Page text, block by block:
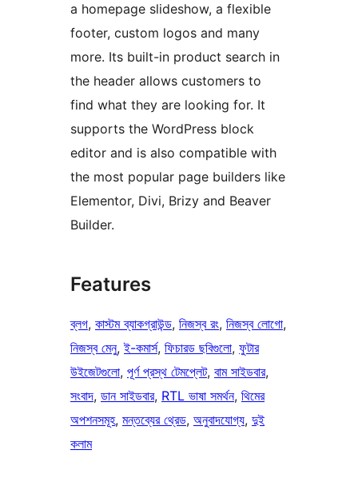
a homepage slideshow, a flexible
footer, custom logos and many
more. Its built-in product search in
the header allows customers to
find what they are looking for. It
supports the WordPress block
editor and is also compatible with
the most popular page builders like
Elementor, Divi, Brizy and Beaver
Builder.
Features
ব্লগ, কাস্টম ব্যাকগ্রাউন্ড, নিজস্ব রং, নিজস্ব লোগো
নিজস্ব মেনু, ই-কমার্স, ফিচারড ছবিগুলো, ফুটার
উইজেটগুলো, পূর্ণ প্রস্থ টেমপ্লেট, বাম সাইডবার
সংবাদ, ডান সাইডবার, RTL ভাষা সমর্থন, থিমের
অপশনসমূহ, মন্তব্যের থ্রেড, অনুবাদযোগ্য, দুই
কলাম